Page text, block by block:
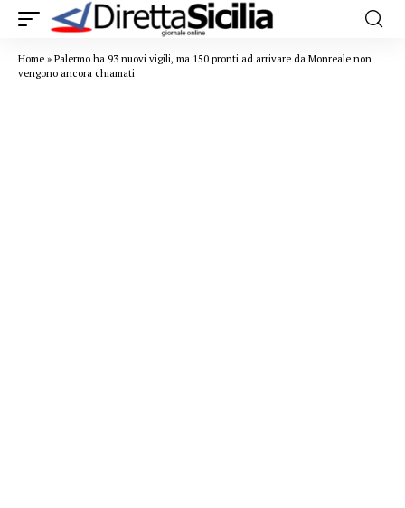
Home » Palermo ha 93 nuovi vigili, ma 150 pronti ad arrivare da Monreale non
vengono ancora chiamati